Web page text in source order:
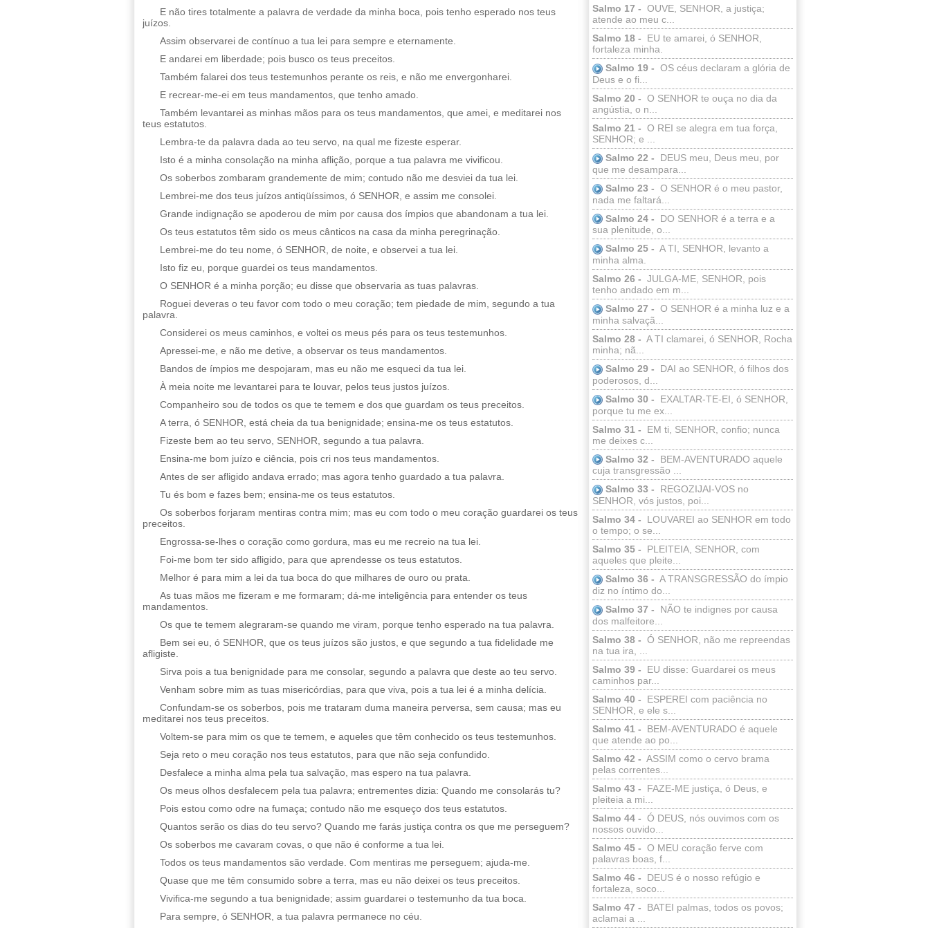
Salmo 17 - OUVE, SENHOR, a justiça;
atende ao meu c...
Salmo 18 -
EU te amarei, ó SENHOR,
fortaleza minha.
Salmo 19 - OS céus declaram a glória de
Deus e o fi...
Salmo 20 - O SENHOR te ouça no dia da
angústia, o n...
Salmo 21 - O REI se alegra em tua força,
SENHOR; e ...
Salmo 22 -
DEUS meu, Deus meu, por
que me desampara...
Salmo 23 - O SENHOR é o meu pastor,
nada me faltará...
Salmo 24 -
DO SENHOR é a terra e a
sua plenitude, o...
Salmo 25 - A TI, SENHOR, levanto a
minha alma.
Salmo 26 - JULGA-ME, SENHOR, pois
tenho andado em m...
Salmo 27 - O SENHOR é a minha luz e a
minha salvaçã...
Salmo 28 - A TI clamarei, ó SENHOR, Rocha
minha; nã...
Salmo 29 -
DAI ao SENHOR, ó filhos dos
poderosos, d...
Salmo 30 -
EXALTAR-TE-EI, ó SENHOR,
porque tu me ex...
Salmo 31 -
EM ti, SENHOR, confio; nunca
me deixes c...
Salmo 32 -
BEM-AVENTURADO aquele
cuja transgressão ...
Salmo 33 -
REGOZIJAI-VOS no
SENHOR, vós justos, poi...
Salmo 34 -
LOUVAREI ao SENHOR em todo
o tempo; o se...
Salmo 35 -
PLEITEIA, SENHOR, com
aqueles que pleite...
Salmo 36 - A TRANSGRESSÃO do ímpio
diz no íntimo do...
Salmo 37 -
NÃO te indignes por causa
dos malfeitore...
Salmo 38 - Ó SENHOR, não me repreendas
na tua ira, ...
Salmo 39 -
EU disse: Guardarei os meus
caminhos par...
Salmo 40 -
ESPEREI com paciência no
SENHOR, e ele s...
Salmo 41 -
BEM-AVENTURADO é aquele
que atende ao po...
Salmo 42 - ASSIM como o cervo brama
pelas correntes...
Salmo 43 -
FAZE-ME justiça, ó Deus, e
pleiteia a mi...
Salmo 44 - Ó DEUS, nós ouvimos com os
nossos ouvido...
Salmo 45 - O MEU coração ferve com
palavras boas, f...
Salmo 46 -
DEUS é o nosso refúgio e
fortaleza, soco...
Salmo 47 -
BATEI palmas, todos os povos;
aclamai a ...
E não tires totalmente a palavra de verdade da minha boca, pois tenho esperado nos teus
juízos.
Assim observarei de contínuo a tua lei para sempre e eternamente.
E andarei em liberdade; pois busco os teus preceitos.
Também falarei dos teus testemunhos perante os reis, e não me envergonharei.
E recrear-me-ei em teus mandamentos, que tenho amado.
Também levantarei as minhas mãos para os teus mandamentos, que amei, e meditarei nos
teus estatutos.
Lembra-te da palavra dada ao teu servo, na qual me fizeste esperar.
Isto é a minha consolação na minha aflição, porque a tua palavra me vivificou.
Os soberbos zombaram grandemente de mim; contudo não me desviei da tua lei.
Lembrei-me dos teus juízos antiqüíssimos, ó SENHOR, e assim me consolei.
Grande indignação se apoderou de mim por causa dos ímpios que abandonam a tua lei.
Os teus estatutos têm sido os meus cânticos na casa da minha peregrinação.
Lembrei-me do teu nome, ó SENHOR, de noite, e observei a tua lei.
Isto fiz eu, porque guardei os teus mandamentos.
O SENHOR é a minha porção; eu disse que observaria as tuas palavras.
Roguei deveras o teu favor com todo o meu coração; tem piedade de mim, segundo a tua
palavra.
Considerei os meus caminhos, e voltei os meus pés para os teus testemunhos.
Apressei-me, e não me detive, a observar os teus mandamentos.
Bandos de ímpios me despojaram, mas eu não me esqueci da tua lei.
À meia noite me levantarei para te louvar, pelos teus justos juízos.
Companheiro sou de todos os que te temem e dos que guardam os teus preceitos.
A terra, ó SENHOR, está cheia da tua benignidade; ensina-me os teus estatutos.
Fizeste bem ao teu servo, SENHOR, segundo a tua palavra.
Ensina-me bom juízo e ciência, pois cri nos teus mandamentos.
Antes de ser afligido andava errado; mas agora tenho guardado a tua palavra.
Tu és bom e fazes bem; ensina-me os teus estatutos.
Os soberbos forjaram mentiras contra mim; mas eu com todo o meu coração guardarei os teus
preceitos.
Engrossa-se-lhes o coração como gordura, mas eu me recreio na tua lei.
Foi-me bom ter sido afligido, para que aprendesse os teus estatutos.
Melhor é para mim a lei da tua boca do que milhares de ouro ou prata.
As tuas mãos me fizeram e me formaram; dá-me inteligência para entender os teus
mandamentos.
Os que te temem alegraram-se quando me viram, porque tenho esperado na tua palavra.
Bem sei eu, ó SENHOR, que os teus juízos são justos, e que segundo a tua fidelidade me
afligiste.
Sirva pois a tua benignidade para me consolar, segundo a palavra que deste ao teu servo.
Venham sobre mim as tuas misericórdias, para que viva, pois a tua lei é a minha delícia.
Confundam-se os soberbos, pois me trataram duma maneira perversa, sem causa; mas eu
meditarei nos teus preceitos.
Voltem-se para mim os que te temem, e aqueles que têm conhecido os teus testemunhos.
Seja reto o meu coração nos teus estatutos, para que não seja confundido.
Desfalece a minha alma pela tua salvação, mas espero na tua palavra.
Os meus olhos desfalecem pela tua palavra; entrementes dizia: Quando me consolarás tu?
Pois estou como odre na fumaça; contudo não me esqueço dos teus estatutos.
Quantos serão os dias do teu servo? Quando me farás justiça contra os que me perseguem?
Os soberbos me cavaram covas, o que não é conforme a tua lei.
Todos os teus mandamentos são verdade. Com mentiras me perseguem; ajuda-me.
Quase que me têm consumido sobre a terra, mas eu não deixei os teus preceitos.
Vivifica-me segundo a tua benignidade; assim guardarei o testemunho da tua boca.
Para sempre, ó SENHOR, a tua palavra permanece no céu.